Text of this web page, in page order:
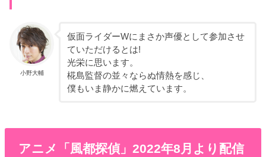
小野大輔
仮面ライダーWにまさか声優として参加させ
ていただけるとは!
光栄に思います。
椛島監督の並々ならぬ情熱を感じ、
僕もいま静かに燃えています。
アニメ「風都探偵」2022年8月より配信